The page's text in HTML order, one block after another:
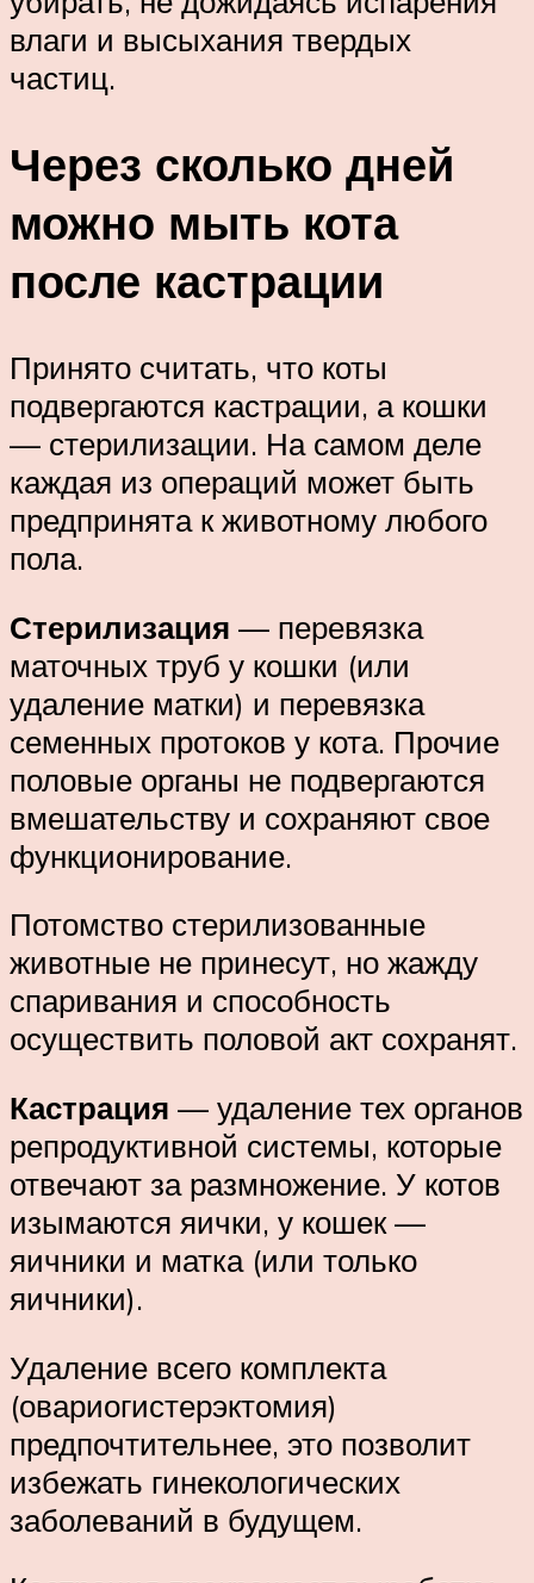
влаги и высыхания твердых
частиц.
Через сколько дней
можно мыть кота
после кастрации
Принято считать, что коты
подвергаются кастрации, а кошки
— стерилизации. На самом деле
каждая из операций может быть
предпринята к животному любого
пола.
Стерилизация — перевязка
маточных труб у кошки (или
удаление матки) и перевязка
семенных протоков у кота. Прочие
половые органы не подвергаются
вмешательству и сохраняют свое
функционирование.
Потомство стерилизованные
животные не принесут, но жажду
спаривания и способность
осуществить половой акт сохранят.
Кастрация — удаление тех органов
репродуктивной системы, которые
отвечают за размножение. У котов
изымаются яички, у кошек —
яичники и матка (или только
яичники).
Удаление всего комплекта
(овариогистерэктомия)
предпочтительнее, это позволит
избежать гинекологических
заболеваний в будущем.